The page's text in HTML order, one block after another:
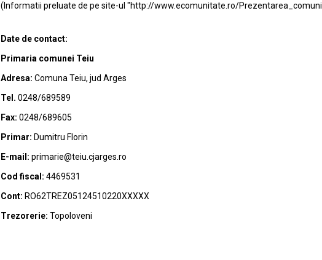
(Informatii preluate de pe site-ul "http://www.ecomunitate.ro/
Date de contact:
Primaria comunei Teiu
Adresa: Comuna Teiu, jud Arges
Tel. 0248/689589
Fax: 0248/689605
Primar: Dumitru Florin
E-mail: primarie@teiu.cjarges.ro
Cod fiscal: 4469531
Cont: RO62TREZ05124510220XXXXX
Trezorerie: Topoloveni